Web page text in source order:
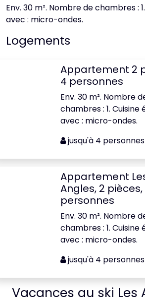
Env. 30 m². Nombre de chambres :
avec : micro-ondes.
Logements
Appartement 2
4 personnes
Env. 30 m². Nombre
chambres : 1. Cuisine
avec : micro-ondes.
jusqu'à 4 personnes
Appartement
Angles, 2 pièces,
personnes
Env. 30 m². Nombre
chambres : 1. Cuisine
avec : micro-ondes.
jusqu'à 4 personnes
Vacances au ski Les